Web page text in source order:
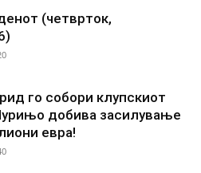
(четврток,
го собори клупскиот
добива засилување
евра!